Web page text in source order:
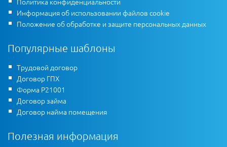
Информация об использовании файлов cookie
Положение об обработке и защите персональных данных
Популярные шаблоны
Трудовой договор
Договор ГПХ
Форма Р21001
Договор займа
Договор найма помещения
Полезная информация